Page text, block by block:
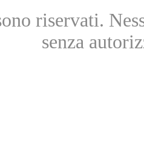
riservati.
senza